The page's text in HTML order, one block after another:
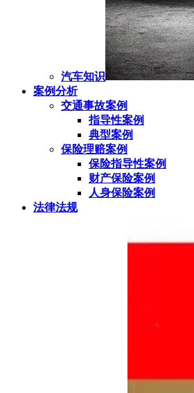
汽车知识
案例分析
交通事故案例
指导性案例
典型案例
保险理赔案例
保险指导性案例
财产保险案例
人身保险案例
法律法规